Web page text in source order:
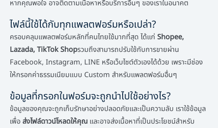
หากคุณพอใจ อาจติดตามเนื้อหาหรือบริการอื่นๆ ของเราในอนาคต
ไฟล์นี้ใช้ได้กับทุกแพลตฟอร์มหรือเปล่า?
ครอบคลุมแพลตฟอร์มหลักที่คนไทยใช้มากที่สุด ได้แก่ Shopee,
Lazada, TikTok Shopรวมถึงสามารถปรับใช้กับการขายผ่าน
Facebook, Instagram, LINE หรือเว็บไซต์ตัวเองได้ด้วย เพราะมีช่อง
ให้กรอกค่าธรรมเนียมแบบ Custom สำหรับแพลตฟอร์มอื่นๆ
ข้อมูลที่กรอกในฟอร์มจะถูกนำไปใช้อย่างไร?
ข้อมูลของคุณจะถูกเก็บรักษาอย่างปลอดภัยและเป็นความลับ เราใช้ข้อมูล
เพื่อส่งไฟล์ดาวน์โหลดให้คุณ และอาจส่งเนื้อหาที่เป็นประโยชน์สำหรับ